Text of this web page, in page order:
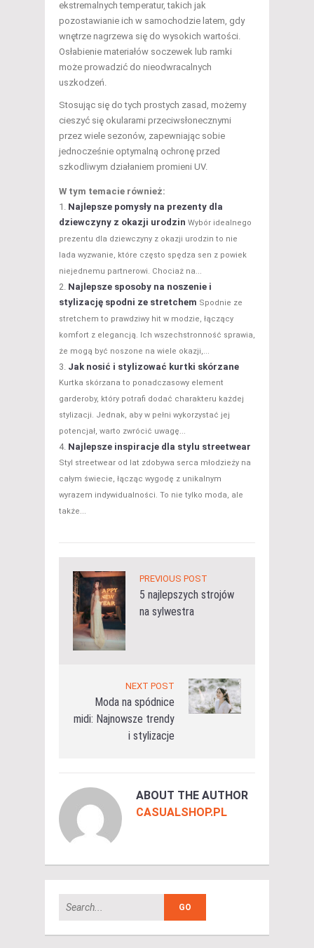
ekstremalnych temperatur, takich jak
pozostawianie ich w samochodzie latem, gdy
wnętrze nagrzewa się do wysokich wartości.
Osłabienie materiałów soczewek lub ramki
może prowadzić do nieodwracalnych
uszkodzeń.
Stosując się do tych prostych zasad, możemy
cieszyć się okularami przeciwsłonecznymi
przez wiele sezonów, zapewniając sobie
jednocześnie optymalną ochronę przed
szkodliwym działaniem promieni UV.
W tym temacie również:
Najlepsze pomysły na prezenty dla
dziewczyny z okazji urodzin Wybór idealnego
prezentu dla dziewczyny z okazji urodzin to nie
lada wyzwanie, które często spędza sen z powiek
niejednemu partnerowi. Chociaż na...
Najlepsze sposoby na noszenie i
stylizację spodni ze stretchem Spodnie ze
stretchem to prawdziwy hit w modzie, łączący
komfort z elegancją. Ich wszechstronność sprawia,
że mogą być noszone na wiele okazji,...
Jak nosić i stylizować kurtki skórzane
Kurtka skórzana to ponadczasowy element
garderoby, który potrafi dodać charakteru każdej
stylizacji. Jednak, aby w pełni wykorzystać jej
potencjał, warto zwrócić uwagę...
Najlepsze inspiracje dla stylu streetwear
Styl streetwear od lat zdobywa serca młodzieży na
całym świecie, łącząc wygodę z unikalnym
wyrazem indywidualności. To nie tylko moda, ale
także...
PREVIOUS POST
5 najlepszych strojów
na sylwestra
NEXT POST
Moda na spódnice
midi: Najnowsze trendy
i stylizacje
ABOUT THE AUTHOR
CASUALSHOP.PL